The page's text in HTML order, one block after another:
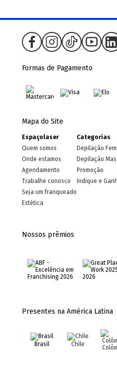
Formas de Pagamento
Mapa do Site
Espaçolaser
Quem somos
Onde estamos
Agendamento
Trabalhe conosco
Seja um franqueado
Estética
Categorias
Depilação
Depilação
Promoção
Indique e
Nossos prêmios
Presentes na América Latina
Brasil Chile